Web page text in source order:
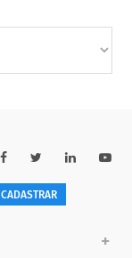
CADASTRAR